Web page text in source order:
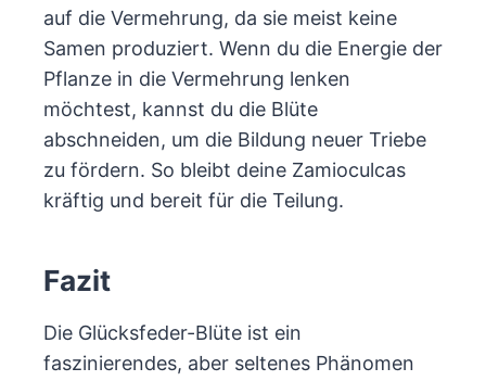
auf die Vermehrung, da sie meist keine
Samen produziert. Wenn du die Energie der
Pflanze in die Vermehrung lenken
möchtest, kannst du die Blüte
abschneiden, um die Bildung neuer Triebe
zu fördern. So bleibt deine Zamioculcas
kräftig und bereit für die Teilung.
Fazit
Die Glücksfeder-Blüte ist ein
faszinierendes, aber seltenes Phänomen